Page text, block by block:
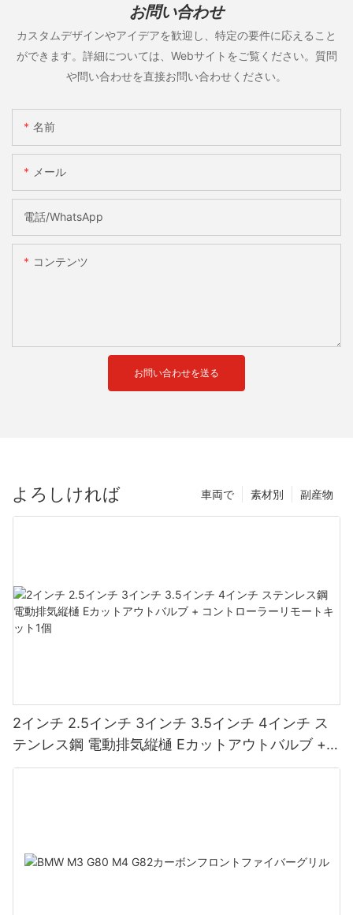
お問い合わせ
カスタムデザインやアイデアを歓迎し、特定の要件に応えること
ができます。詳細については、Webサイトをご覧ください。質問
や問い合わせを直接お問い合わせください。
名前
メール
電話/WhatsApp
コンテンツ
お問い合わせを送る
よろしければ 副産物
素材別
車両で
2インチ 2.5インチ 3インチ 3.5インチ 4インチ ス
テンレス鋼 電動排気縦樋 Eカットアウトバルブ +
コントローラーリモートキット1個